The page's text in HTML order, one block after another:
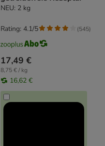
NEU: 2 kg
17,49 €
8,75 € / kg
16,62 €
Rating: 4.1/5 (545)